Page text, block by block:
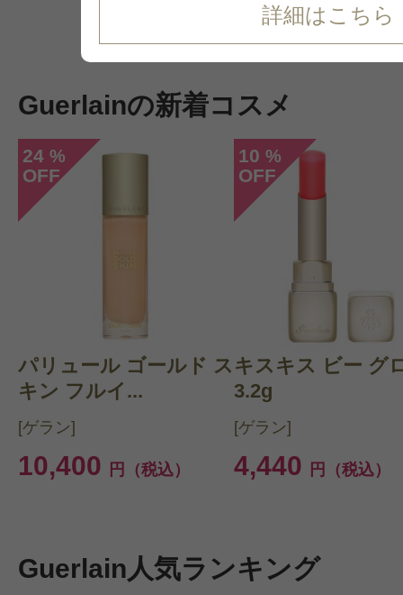
詳細はこちら
続きを読む
Guerlainの新着コスメ
24 %
OFF
パリュール ゴールド ス
キン フルイ...
[ゲラン]
10,400 円（税込）
10 %
OFF
キスキス ビー グ
3.2g
[ゲラン]
4,440 円（税込）
Guerlain人気ランキング